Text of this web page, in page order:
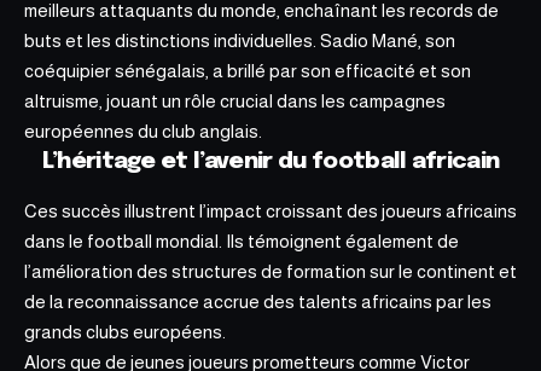
meilleurs attaquants du monde, enchaînant les records de
buts et les distinctions individuelles. Sadio Mané, son
coéquipier sénégalais, a brillé par son efficacité et son
altruisme, jouant un rôle crucial dans les campagnes
européennes du club anglais.
L’héritage et l’avenir du football africain
Ces succès illustrent l’impact croissant des joueurs africains
dans le football mondial. Ils témoignent également de
l’amélioration des structures de formation sur le continent et
de la reconnaissance accrue des talents africains par les
grands clubs européens.
Alors que de jeunes joueurs prometteurs comme Victor